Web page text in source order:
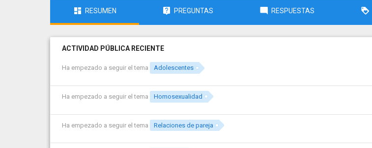
RESUMEN PREGUNTAS RESPUESTAS
ACTIVIDAD PÚBLICA RECIENTE
Ha empezado a seguir el tema Adolescentes
Ha empezado a seguir el tema Homosexualidad
Ha empezado a seguir el tema Relaciones de pareja